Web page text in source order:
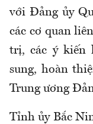
với Đảng ủy
các cơ quan
trị, các ý kiến
sung, hoàn
Trung ương
Tỉnh ủy Bắc